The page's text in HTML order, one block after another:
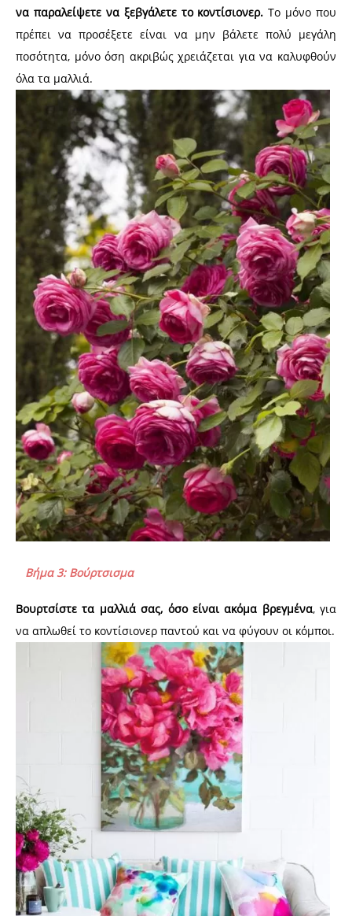
να παραλείψετε να ξεβγάλετε το κοντίσιονερ. Το μόνο που
πρέπει να προσέξετε είναι να μην βάλετε πολύ μεγάλη
ποσότητα, μόνο όση ακριβώς χρειάζεται για να καλυφθούν
όλα τα μαλλιά.
Βήμα 3: Βούρτσισμα
Βουρτσίστε τα μαλλιά σας, όσο είναι ακόμα βρεγμένα, για
να απλωθεί το κοντίσιονερ παντού και να φύγουν οι κόμποι.